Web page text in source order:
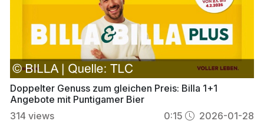
Doppelter Genuss zum gleichen Preis: Billa 1+1
Angebote mit Puntigamer Bier
314 views 0:15 2026-01-28